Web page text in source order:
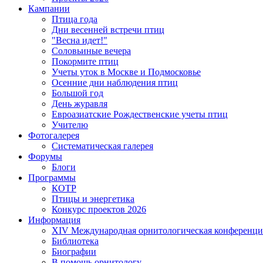
Кампании
Птица года
Дни весенней встречи птиц
"Весна идет!"
Соловьиные вечера
Покормите птиц
Учеты уток в Москве и Подмосковье
Осенние дни наблюдения птиц
Большой год
День журавля
Евроазиатские Рождественские учеты птиц
Учителю
Фотогалерея
Систематическая галерея
Форумы
Блоги
Программы
КОТР
Птицы и энергетика
Конкурс проектов 2026
Информация
XIV Международная орнитологическая
Библиотека
Биографии